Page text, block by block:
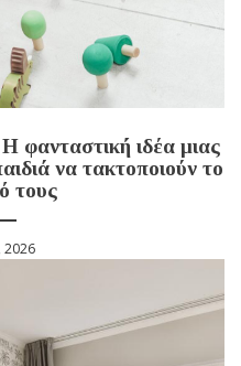
φανταστική ιδέα μιας
να τακτοποιούν το
τους
2026